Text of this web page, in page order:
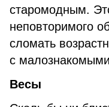
старомодным.
неповторимого
сломать
с
Весы